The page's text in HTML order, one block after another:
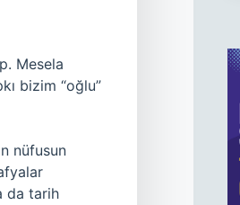
Mesela
bizim “oğlu”
nüfusun
da tarih